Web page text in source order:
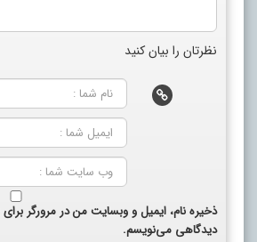
نظرتان را بیان کنید
ذخیره نام، ایمیل و وبسایت من در مرورگر برای
دیدگاهی می‌نویسم.